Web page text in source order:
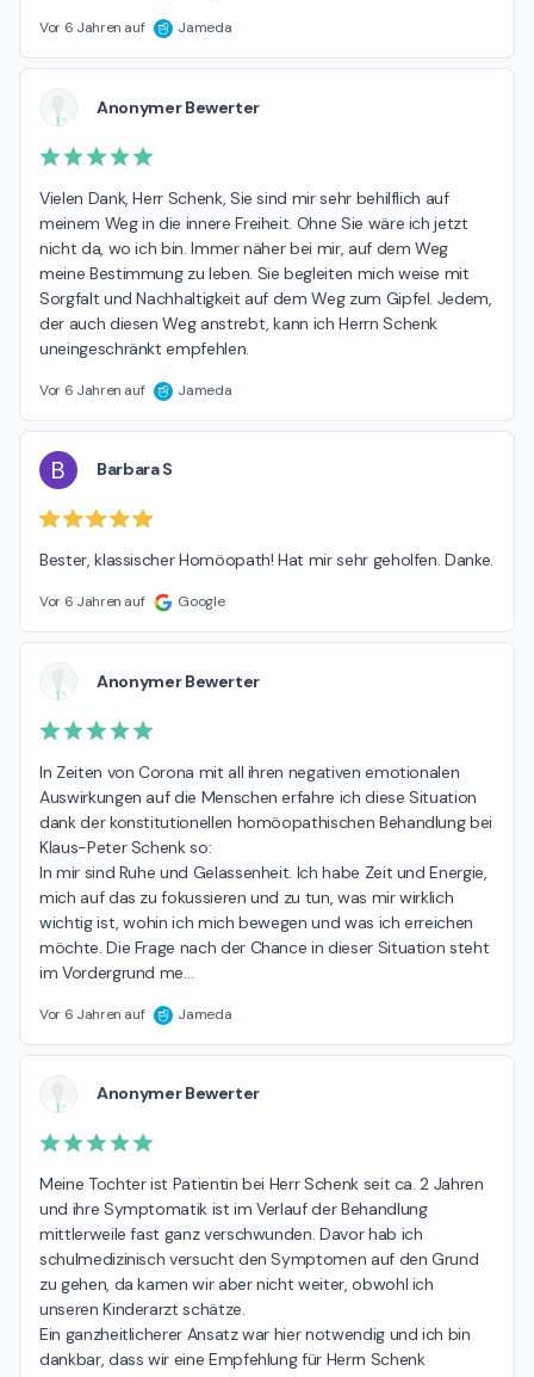
Vor 6 Jahren auf Jameda
Anonymer Bewerter
Vielen Dank, Herr Schenk, Sie sind mir sehr behilflich auf
meinem Weg in die innere Freiheit. Ohne Sie wäre ich jetzt
nicht da, wo ich bin. Immer näher bei mir, auf dem Weg
meine Bestimmung zu leben. Sie begleiten mich weise mit
Sorgfalt und Nachhaltigkeit auf dem Weg zum Gipfel. Jedem,
der auch diesen Weg anstrebt, kann ich Herrn Schenk
uneingeschränkt empfehlen.
Vor 6 Jahren auf Jameda
B Barbara S
Bester, klassischer Homöopath! Hat mir sehr geholfen. Danke.
Vor 6 Jahren auf Google
Anonymer Bewerter
In Zeiten von Corona mit all ihren negativen emotionalen
Auswirkungen auf die Menschen erfahre ich diese Situation
dank der konstitutionellen homöopathischen Behandlung bei
Klaus-Peter Schenk so:
In mir sind Ruhe und Gelassenheit. Ich habe Zeit und Energie,
mich auf das zu fokussieren und zu tun, was mir wirklich
wichtig ist, wohin ich mich bewegen und was ich erreichen
möchte. Die Frage nach der Chance in dieser Situation steht
im Vordergrund me…
Vor 6 Jahren auf Jameda
Anonymer Bewerter
Meine Tochter ist Patientin bei Herr Schenk seit ca. 2 Jahren
und ihre Symptomatik ist im Verlauf der Behandlung
mittlerweile fast ganz verschwunden. Davor hab ich
schulmedizinisch versucht den Symptomen auf den Grund
zu gehen, da kamen wir aber nicht weiter, obwohl ich
unseren Kinderarzt schätze.
Ein ganzheitlicherer Ansatz war hier notwendig und ich bin
dankbar, dass wir eine Empfehlung für Herrn Schenk